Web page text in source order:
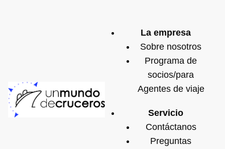
La empresa
Sobre nosotros
Programa de
socios/para
Agentes de viaje
Servicio
Contáctanos
Preguntas